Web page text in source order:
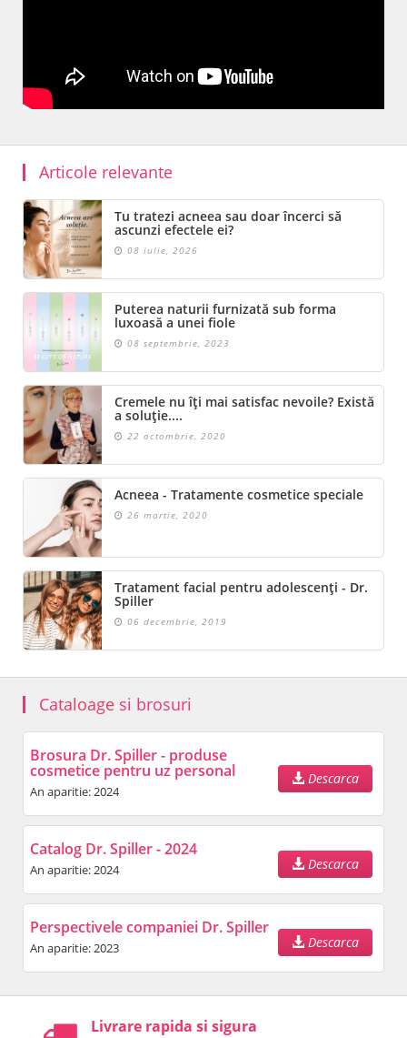
Articole relevante
Tu tratezi acneea sau doar încerci să
ascunzi efectele ei?
08 iulie, 2026
Puterea naturii furnizată sub forma
luxoasă a unei fiole
08 septembrie, 2023
Cremele nu îți mai satisfac nevoile? Există
a soluție....
22 octombrie, 2020
Acneea - Tratamente cosmetice speciale
26 martie, 2020
Tratament facial pentru adolescenți - Dr.
Spiller
06 decembrie, 2019
Cataloage si brosuri
Brosura Dr. Spiller - produse
cosmetice pentru uz personal
An aparitie: 2024
Descarca
Catalog Dr. Spiller - 2024
An aparitie: 2024 Descarca
Perspectivele companiei Dr. Spiller
An aparitie: 2023 Descarca
Livrare rapida si sigura